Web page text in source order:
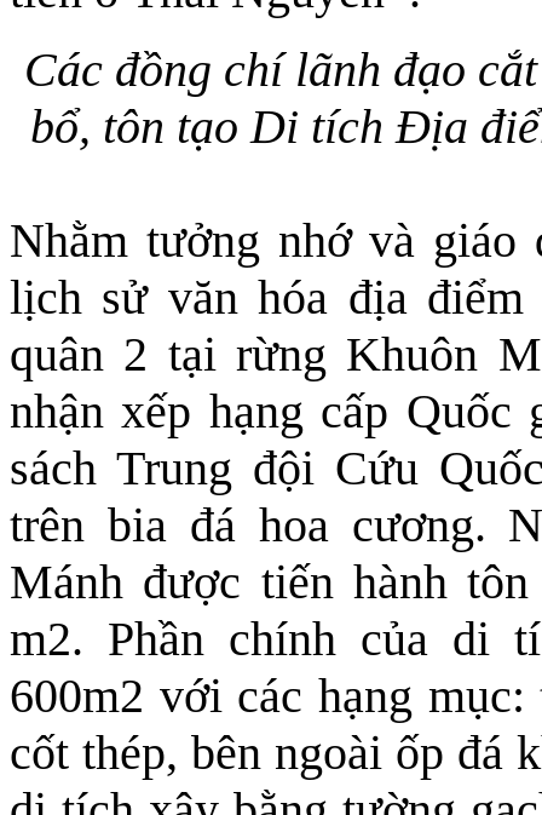
Các đồng chí lãnh đạo
bổ, tôn tạo Di tích Địa
Nhằm tưởng nhớ và
lịch sử văn hóa địa
quân 2 tại rừng Khuôn
nhận xếp hạng cấp Quốc
sách Trung đội Cứu
trên bia đá hoa cương.
Mánh được tiến hành
m2. Phần chính của di
600m2 với các hạng
cốt thép, bên ngoài ốp đá